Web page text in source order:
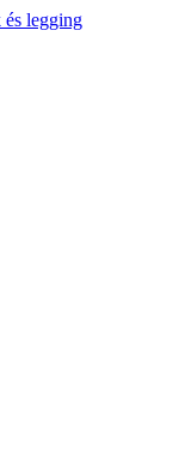
és legging